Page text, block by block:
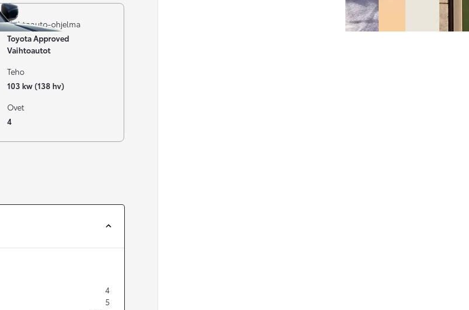
Vaihtoauto-ohjelma
Toyota Approved
Vaihtoautot
Teho
103 kw (138 hv)
Ovet
4
4
5